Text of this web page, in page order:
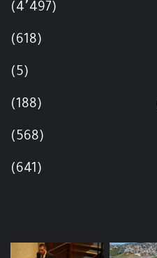
(4٬497)
(618)
(5)
(188)
(568)
(641)